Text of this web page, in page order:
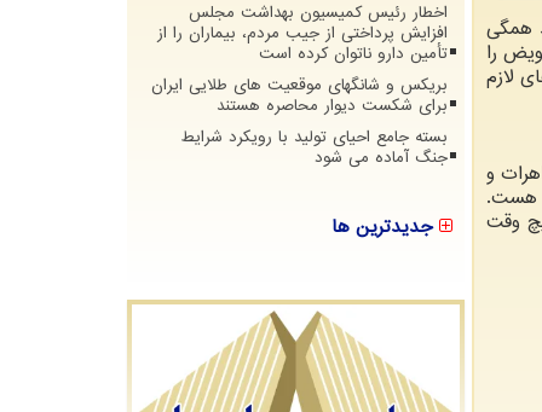
همگی
را
لازم
و
هست.
وقت
اخطار رئیس کمیسیون بهداشت مجلس
افزایش پرداختی از جیب مردم، بیماران را از
تأمین دارو ناتوان کرده است
بریکس و شانگهای موقعیت های طلایی ایران
برای شکست دیوار محاصره هستند
بسته جامع احیای تولید با رویکرد شرایط
جنگ آماده می شود
جدیدترین ها